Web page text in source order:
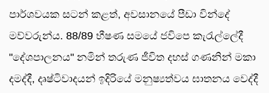
පාර්ශවයක සටන් කළත්, අවසානයේ පීඩා වින්දේ
මව්වරුන්ය. 88/89 භීෂණ සමයේ ජවිපෙ කැරැල්ලේදී
"දේශපාලනය" නමින් තරුණ ජීවිත දහස් ගණනින් මකා
දමද්දී, දෘෂ්ටිවාදයන් ඉදිරියේ මනුෂ්‍යත්වය ඝාතනය වෙද්දී